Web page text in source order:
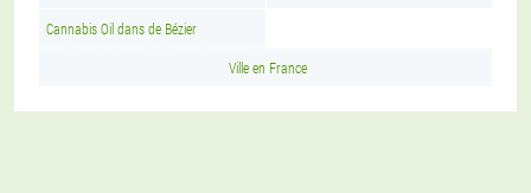
Cannabis Oil dans de Bézier
Ville en France